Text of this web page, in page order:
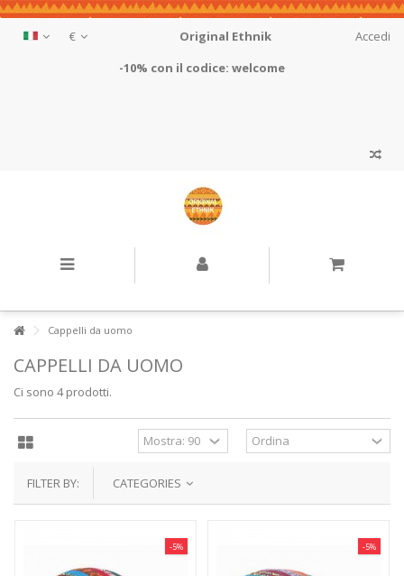
€ Accedi
Original Ethnik
-10% con il codice: welcome
Cappelli da uomo
CAPPELLI DA UOMO
Ci sono 4 prodotti.
FILTER BY: CATEGORIES
-5% -5%